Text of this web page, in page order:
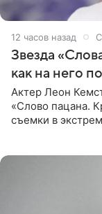
12 часов назад
Звезда
как на него
Актер Леон
«Слово пацана.
съемки в